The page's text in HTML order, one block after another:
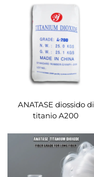
ANATASE diossido di
titanio A200